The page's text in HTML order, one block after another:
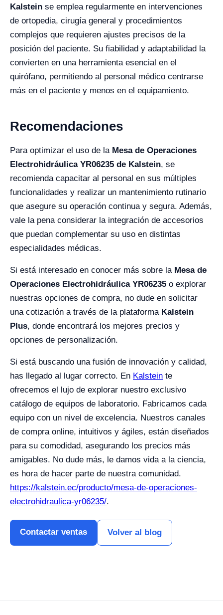
Kalstein se emplea regularmente en intervenciones
de ortopedia, cirugía general y procedimientos
complejos que requieren ajustes precisos de la
posición del paciente. Su fiabilidad y adaptabilidad la
convierten en una herramienta esencial en el
quirófano, permitiendo al personal médico centrarse
más en el paciente y menos en el equipamiento.
Recomendaciones
Para optimizar el uso de la Mesa de Operaciones
Electrohidráulica YR06235 de Kalstein, se
recomienda capacitar al personal en sus múltiples
funcionalidades y realizar un mantenimiento rutinario
que asegure su operación continua y segura. Además,
vale la pena considerar la integración de accesorios
que puedan complementar su uso en distintas
especialidades médicas.
Si está interesado en conocer más sobre la Mesa de
Operaciones Electrohidráulica YR06235 o explorar
nuestras opciones de compra, no dude en solicitar
una cotización a través de la plataforma Kalstein
Plus, donde encontrará los mejores precios y
opciones de personalización.
Si está buscando una fusión de innovación y calidad,
has llegado al lugar correcto. En Kalstein te
ofrecemos el lujo de explorar nuestro exclusivo
catálogo de equipos de laboratorio. Fabricamos cada
equipo con un nivel de excelencia. Nuestros canales
de compra online, intuitivos y ágiles, están diseñados
para su comodidad, asegurando los precios más
amigables. No dude más, le damos vida a la ciencia,
es hora de hacer parte de nuestra comunidad.
https://kalstein.ec/producto/mesa-de-operaciones-
electrohidraulica-yr06235/.
Contactar ventas Volver al blog